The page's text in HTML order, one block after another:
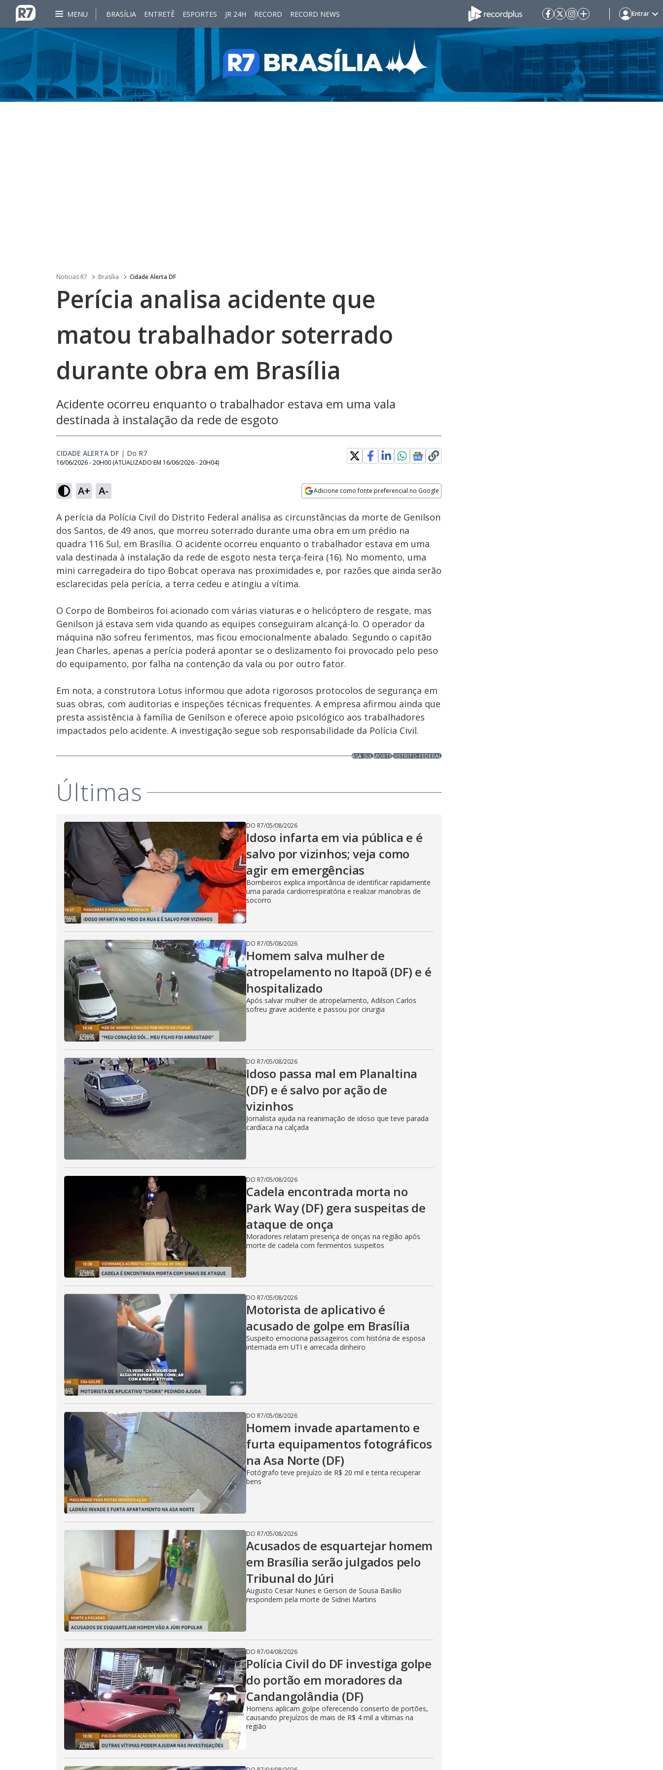
MENU BRASÍLIA ENTRETÊ ESPORTES JR 24H RECORD RECORD NEWS Entrar
Noticias R7 Brasília Cidade Alerta DF
Perícia analisa acidente que
matou trabalhador soterrado
durante obra em Brasília
Acidente ocorreu enquanto o trabalhador estava em uma vala
destinada à instalação da rede de esgoto
CIDADE ALERTA DF | Do R7
16/06/2026 - 20H00 (ATUALIZADO EM 16/06/2026 - 20H04)
A+ A- Adicione como fonte preferencial no Google
Ativar
Som
22.24%
Velocidade
A perícia da Polícia Civil do Distrito Federal analisa as circunstâncias da morte de Genilson
dos Santos, de 49 anos, que morreu soterrado durante uma obra em um prédio na
quadra 116 Sul, em Brasília. O acidente ocorreu enquanto o trabalhador estava em uma
vala destinada à instalação da rede de esgoto nesta terça-feira (16). No momento, uma
mini carregadeira do tipo Bobcat operava nas proximidades e, por razões que ainda serão
esclarecidas pela perícia, a terra cedeu e atingiu a vítima.
O Corpo de Bombeiros foi acionado com várias viaturas e o helicóptero de resgate, mas
Genilson já estava sem vida quando as equipes conseguiram alcançá-lo. O operador da
máquina não sofreu ferimentos, mas ficou emocionalmente abalado. Segundo o capitão
Jean Charles, apenas a perícia poderá apontar se o deslizamento foi provocado pelo peso
do equipamento, por falha na contenção da vala ou por outro fator.
Em nota, a construtora Lotus informou que adota rigorosos protocolos de segurança em
suas obras, com auditorias e inspeções técnicas frequentes. A empresa afirmou ainda que
presta assistência à família de Genilson e oferece apoio psicológico aos trabalhadores
impactados pelo acidente. A investigação segue sob responsabilidade da Polícia Civil.
ASA SULMORTEDISTRITO-FEDERAL
Últimas
DO R7/05/08/2026
Idoso infarta em via pública e é
salvo por vizinhos; veja como
agir em emergências
Bombeiros explica importância de identificar rapidamente
uma parada cardiorrespiratória e realizar manobras de
socorro
DO R7/05/08/2026
Homem salva mulher de
atropelamento no Itapoã (DF) e é
hospitalizado
Após salvar mulher de atropelamento, Adilson Carlos
sofreu grave acidente e passou por cirurgia
DO R7/05/08/2026
Idoso passa mal em Planaltina
(DF) e é salvo por ação de
vizinhos
Jornalista ajuda na reanimação de idoso que teve parada
cardíaca na calçada
DO R7/05/08/2026
Cadela encontrada morta no
Park Way (DF) gera suspeitas de
ataque de onça
Moradores relatam presença de onças na região após
morte de cadela com ferimentos suspeitos
DO R7/05/08/2026
Motorista de aplicativo é
acusado de golpe em Brasília
Suspeito emociona passageiros com história de esposa
internada em UTI e arrecada dinheiro
DO R7/05/08/2026
Homem invade apartamento e
furta equipamentos fotográficos
na Asa Norte (DF)
Fotógrafo teve prejuízo de R$ 20 mil e tenta recuperar
bens
DO R7/05/08/2026
Acusados de esquartejar homem
em Brasília serão julgados pelo
Tribunal do Júri
Augusto Cesar Nunes e Gerson de Sousa Basílio
respondem pela morte de Sidnei Martins
DO R7/04/08/2026
Polícia Civil do DF investiga golpe
do portão em moradores da
Candangolândia (DF)
Homens aplicam golpe oferecendo conserto de portões,
causando prejuízos de mais de R$ 4 mil a vítimas na
região